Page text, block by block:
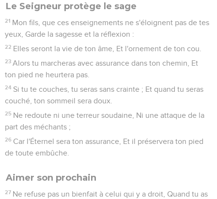
Le Seigneur protège le sage
21 Mon fils, que ces enseignements ne s'éloignent pas de tes
yeux, Garde la sagesse et la réflexion :
22 Elles seront la vie de ton âme, Et l'ornement de ton cou.
23 Alors tu marcheras avec assurance dans ton chemin, Et
ton pied ne heurtera pas.
24 Si tu te couches, tu seras sans crainte ; Et quand tu seras
couché, ton sommeil sera doux.
25 Ne redoute ni une terreur soudaine, Ni une attaque de la
part des méchants ;
26 Car l'Éternel sera ton assurance, Et il préservera ton pied
de toute embûche.
Aimer son prochain
27 Ne refuse pas un bienfait à celui qui y a droit, Quand tu as